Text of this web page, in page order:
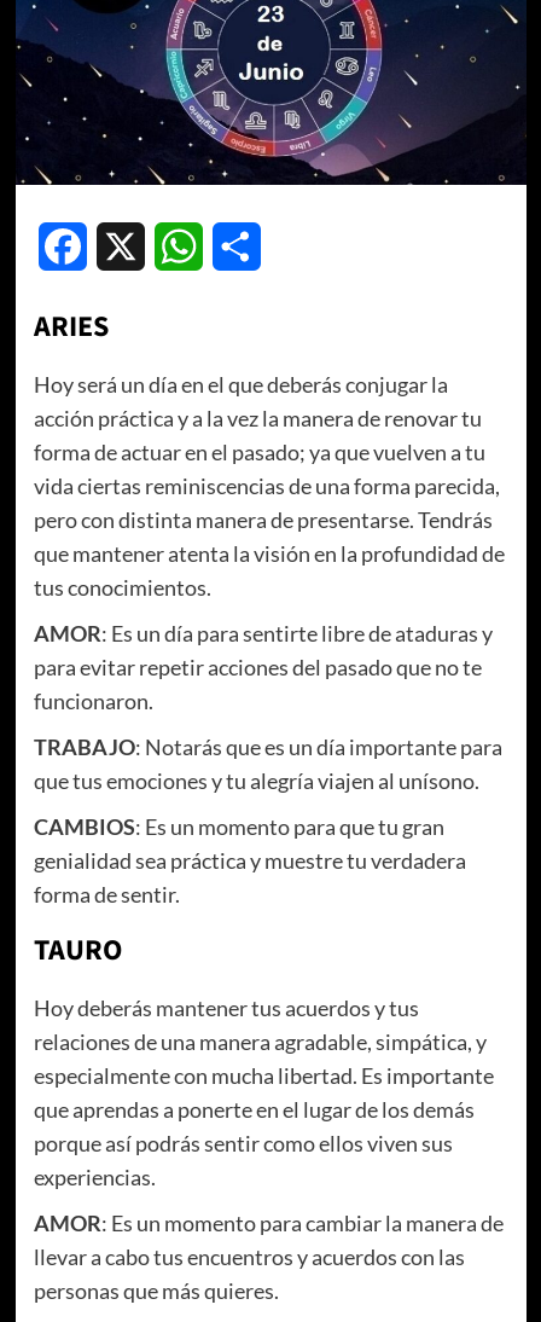
Facebook WhatsApp
ARIES
Hoy será un día en el que deberás conjugar la
acción práctica y a la vez la manera de renovar tu
forma de actuar en el pasado; ya que vuelven a tu
vida ciertas reminiscencias de una forma parecida,
pero con distinta manera de presentarse. Tendrás
que mantener atenta la visión en la profundidad de
tus conocimientos.
AMOR: Es un día para sentirte libre de ataduras y
para evitar repetir acciones del pasado que no te
funcionaron.
TRABAJO: Notarás que es un día importante para
que tus emociones y tu alegría viajen al unísono.
CAMBIOS: Es un momento para que tu gran
genialidad sea práctica y muestre tu verdadera
forma de sentir.
TAURO
Hoy deberás mantener tus acuerdos y tus
relaciones de una manera agradable, simpática, y
especialmente con mucha libertad. Es importante
que aprendas a ponerte en el lugar de los demás
porque así podrás sentir como ellos viven sus
experiencias.
AMOR: Es un momento para cambiar la manera de
llevar a cabo tus encuentros y acuerdos con las
personas que más quieres.